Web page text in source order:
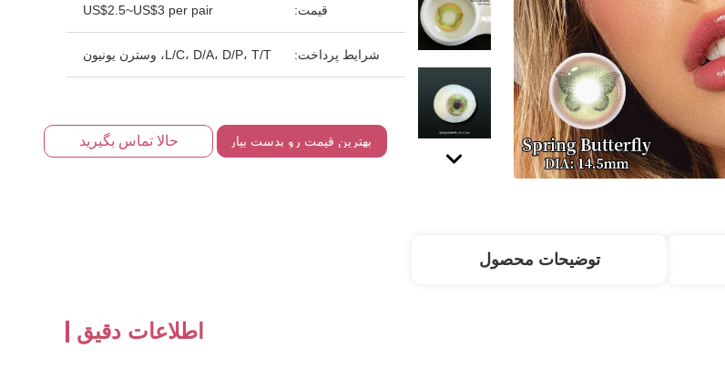
قیمت: US$2.5~US$3 per pair
شرایط پرداخت: L/C، D/A، D/P، T/T، وسترن یونیون
بهترین قیمت رو بدست بیار حالا تماس بگیرید
توضیحات محصول
اطلاعات دقیق